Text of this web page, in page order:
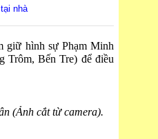
nhà
giữ hình sự Phạm Minh
Trôm, Bến Tre) để điều
(Ảnh cắt từ camera).